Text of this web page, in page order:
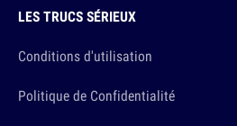
LES TRUCS SÉRIEUX
Conditions d'utilisation
Politique de Confidentialité